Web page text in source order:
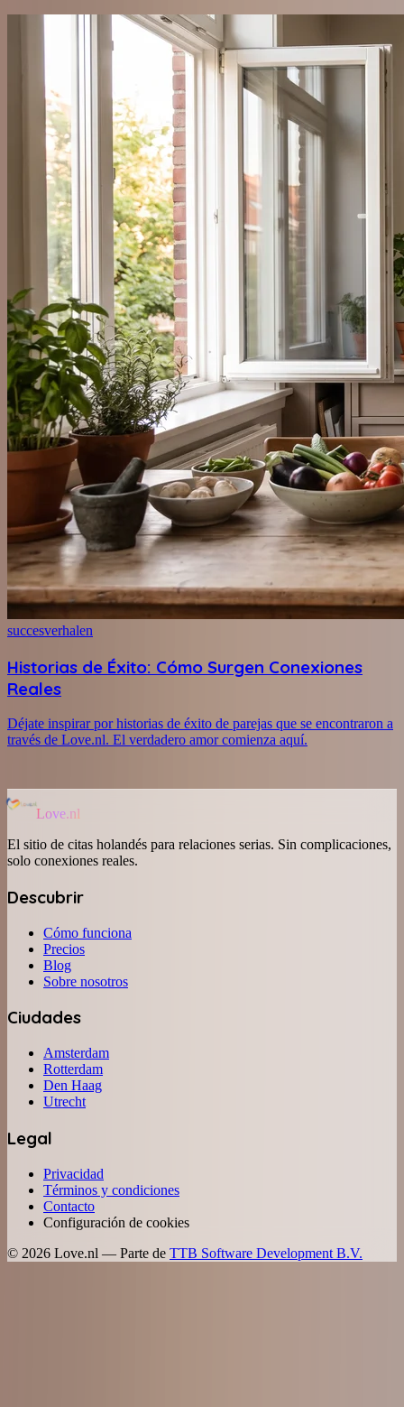
succesverhalen
Historias de Éxito: Cómo Surgen Conexiones
Reales
Déjate inspirar por historias de éxito de parejas que se encontraron a
través de Love.nl. El verdadero amor comienza aquí.
Love.nl
El sitio de citas holandés para relaciones serias. Sin complicaciones,
solo conexiones reales.
Descubrir
Cómo funciona
Precios
Blog
Sobre nosotros
Ciudades
Amsterdam
Rotterdam
Den Haag
Utrecht
Legal
Privacidad
Términos y condiciones
Contacto
Configuración de cookies
© 2026 Love.nl — Parte de TTB Software Development B.V.